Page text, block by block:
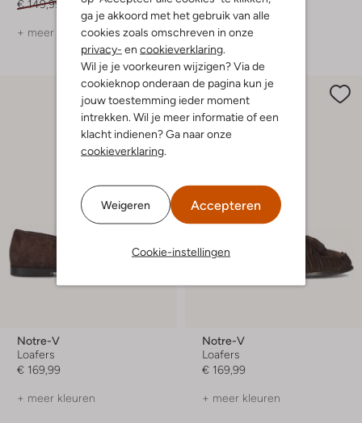
ga je akkoord met het gebruik van alle
cookies zoals omschreven in onze
privacy- en cookieverklaring.
Wil je je voorkeuren wijzigen? Via de
cookieknop onderaan de pagina kun je
jouw toestemming ieder moment
intrekken. Wil je meer informatie of een
klacht indienen? Ga naar onze
cookieverklaring.
Weigeren Accepteren
Cookie-instellingen
€ 149,99 € 74,99
+ meer kleuren
€ 169,99
+ meer kleuren
Notre-V
Loafers
€ 169,99
+ meer kleuren
Notre-V
Loafers
€ 169,99
+ meer kleuren